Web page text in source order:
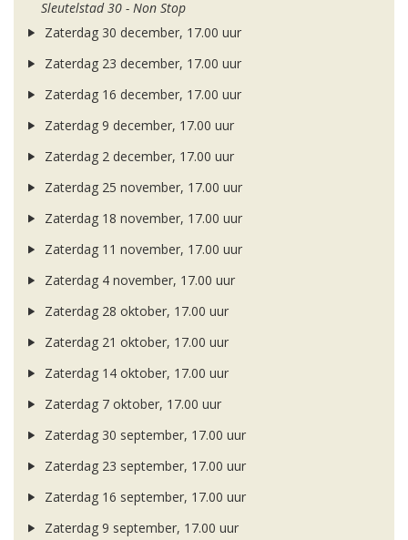
Sleutelstad 30 - Non Stop
Zaterdag 30 december, 17.00 uur
Zaterdag 23 december, 17.00 uur
Zaterdag 16 december, 17.00 uur
Zaterdag 9 december, 17.00 uur
Zaterdag 2 december, 17.00 uur
Zaterdag 25 november, 17.00 uur
Zaterdag 18 november, 17.00 uur
Zaterdag 11 november, 17.00 uur
Zaterdag 4 november, 17.00 uur
Zaterdag 28 oktober, 17.00 uur
Zaterdag 21 oktober, 17.00 uur
Zaterdag 14 oktober, 17.00 uur
Zaterdag 7 oktober, 17.00 uur
Zaterdag 30 september, 17.00 uur
Zaterdag 23 september, 17.00 uur
Zaterdag 16 september, 17.00 uur
Zaterdag 9 september, 17.00 uur